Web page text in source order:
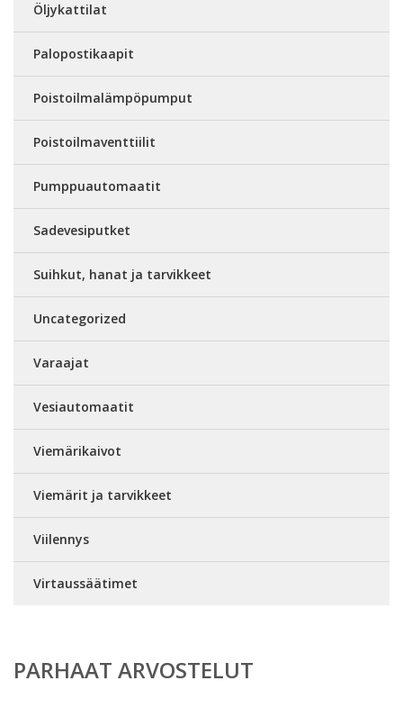
Öljykattilat
Palopostikaapit
Poistoilmalämpöpumput
Poistoilmaventtiilit
Pumppuautomaatit
Sadevesiputket
Suihkut, hanat ja tarvikkeet
Uncategorized
Varaajat
Vesiautomaatit
Viemärikaivot
Viemärit ja tarvikkeet
Viilennys
Virtaussäätimet
PARHAAT ARVOSTELUT